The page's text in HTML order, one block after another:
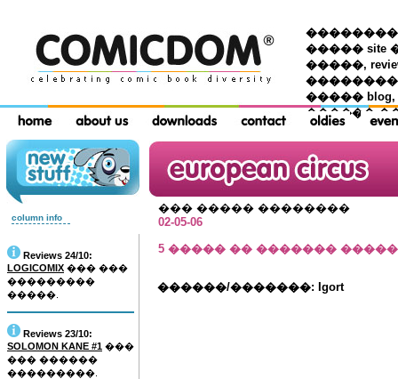
���������
����� site
�����,
����� blog,
������
column info
Reviews 24/10:
LOGICOMIX ��� ���
���������
�����.
Reviews 23/10:
SOLOMON KANE #1 ���
��� ������
���������.
��� ����� ��������
02-05-06
5 ����� �� �������
������/�������: Igort